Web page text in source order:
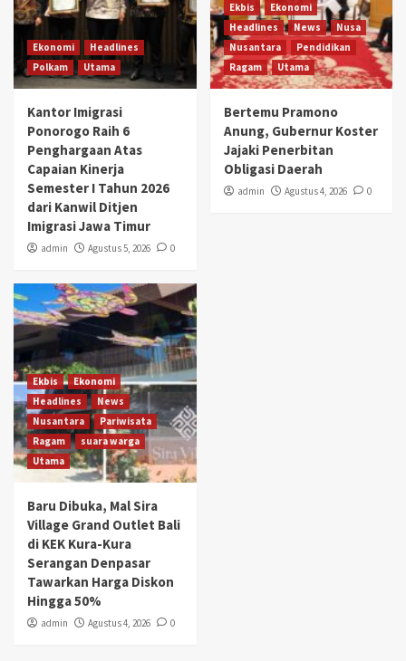
Ekonomi
Headlines
Polkam
Utama
Kantor Imigrasi
Ponorogo Raih 6
Penghargaan Atas
Capaian Kinerja
Semester I Tahun 2026
dari Kanwil Ditjen
Imigrasi Jawa Timur
admin Agustus 5, 2026 0
Ekbis
Ekonomi
Headlines
News
Nusa
Nusantara
Pendidikan
Ragam
Utama
Bertemu Pramono
Anung, Gubernur Koster
Jajaki Penerbitan
Obligasi Daerah
admin Agustus 4, 2026 0
Ekbis
Ekonomi
Headlines
News
Nusantara
Pariwisata
Ragam
suara warga
Utama
Baru Dibuka, Mal Sira
Village Grand Outlet Bali
di KEK Kura-Kura
Serangan Denpasar
Tawarkan Harga Diskon
Hingga 50%
admin Agustus 4, 2026 0